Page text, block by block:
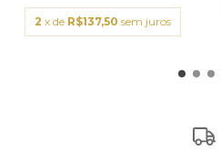
2 x de R$137,50 sem juros